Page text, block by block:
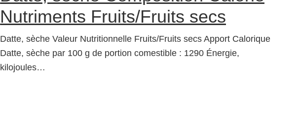
Nutriments Fruits/Fruits secs
Datte, sèche Valeur Nutritionnelle Fruits/Fruits secs Apport Calorique
Datte, sèche par 100 g de portion comestible : 1290 Énergie,
kilojoules…